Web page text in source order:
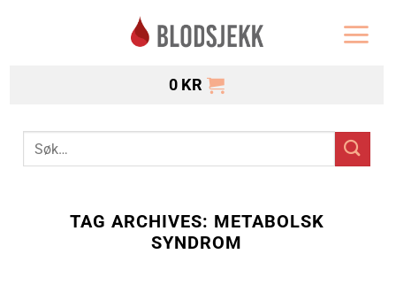
0 KR
TAG ARCHIVES: METABOLSK
SYNDROM